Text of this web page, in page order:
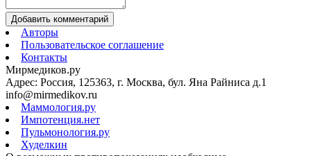
Добавить комментарий
Авторы
Пользовательское соглашение
Контакты
Мирмедиков.ру
Адрес: Россия, 125363, г. Москва, бул. Яна Райниса д.1
info@mirmedikov.ru
Маммология.ру
Импотенция.нет
Пульмонология.ру
Худелкин